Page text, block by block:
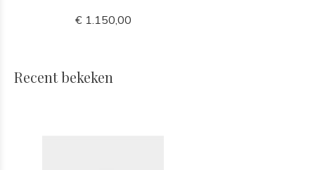
€ 1.150,00
Recent bekeken